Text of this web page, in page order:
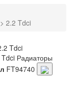
2.2 Tdci
Радиаторы
FT94740